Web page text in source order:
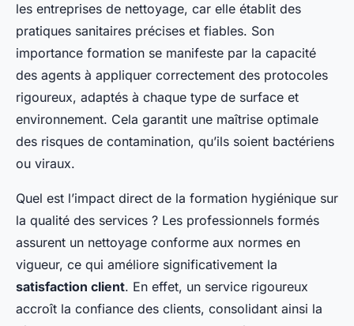
les entreprises de nettoyage, car elle établit des
pratiques sanitaires précises et fiables. Son
importance formation se manifeste par la capacité
des agents à appliquer correctement des protocoles
rigoureux, adaptés à chaque type de surface et
environnement. Cela garantit une maîtrise optimale
des risques de contamination, qu’ils soient bactériens
ou viraux.
Quel est l’impact direct de la formation hygiénique sur
la qualité des services ? Les professionnels formés
assurent un nettoyage conforme aux normes en
vigueur, ce qui améliore significativement la
satisfaction client. En effet, un service rigoureux
accroît la confiance des clients, consolidant ainsi la